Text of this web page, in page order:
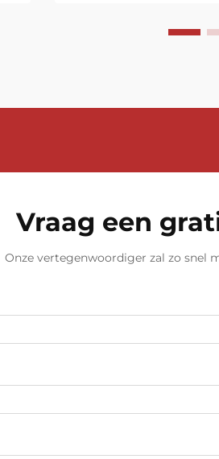
Vraag een
Onze vertegenwoordiger zal zo snel